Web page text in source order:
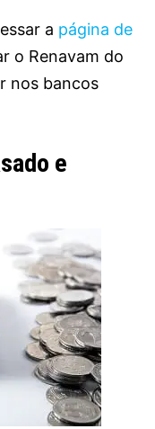
a página de
o Renavam do
nos bancos
e